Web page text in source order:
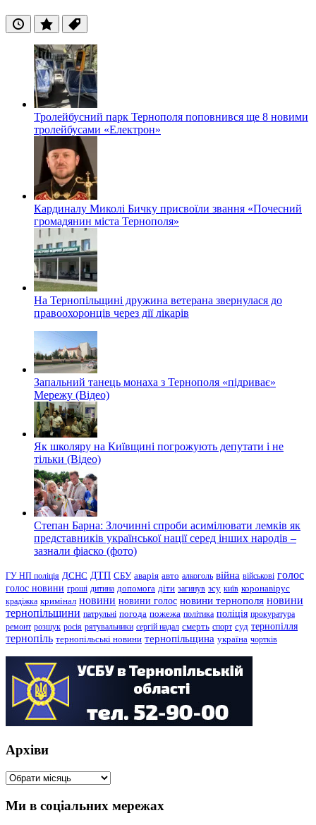
ОстанніПопулярні
Теги
Тролейбусний парк Тернополя поповнився ще 8 новими
тролейбусами «Електрон»
Кардиналу Миколі Бичку присвоїли звання «Почесний
громадянин міста Тернополя»
На Тернопільщині дружина ветерана звернулася до
правоохоронців через дії лікарів
Запальний танець монаха з Тернополя «підриває»
Мережу (Відео)
Як школяру на Київщині погрожують депутати і не
тільки (Відео)
Степан Барна: Злочинні спроби асимілювати лемків як
представників української нації серед інших народів –
зазнали фіаско (фото)
ГУ НП поліція ДСНС ДТП СБУ аварія авто алкоголь війна військові голос
голос новини гроші дитина допомога діти загинув зсу київ коронавірус
крадіжка кримінал новини новини голос новини тернополя новини
тернопільщини патрульні погода пожежа політика поліція прокуратура
ремонт розшук росія рятувальники сергій надал смерть спорт суд тернопілля
тернопіль тернопільські новини тернопільщина україна чортків
Архіви
Архіви
Ми в соціальних мережах